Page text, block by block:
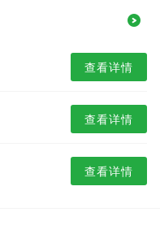
查看详情
查看详情
查看详情